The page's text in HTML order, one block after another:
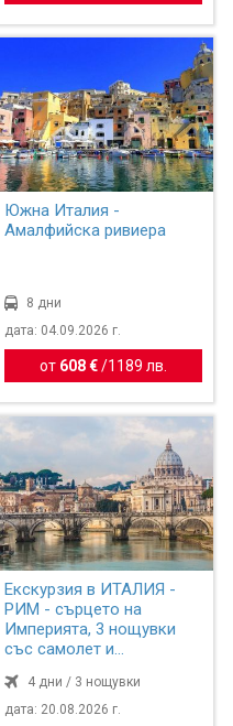
Южна Италия -
Амалфийска ривиера
8 дни
дата: 04.09.2026 г.
от 608 €/ 1189 лв.
Екскурзия в ИТАЛИЯ -
РИМ - сърцето на
Империята, 3 нощувки
със самолет и
4 дни / 3 нощувки
дата: 20.08.2026 г.